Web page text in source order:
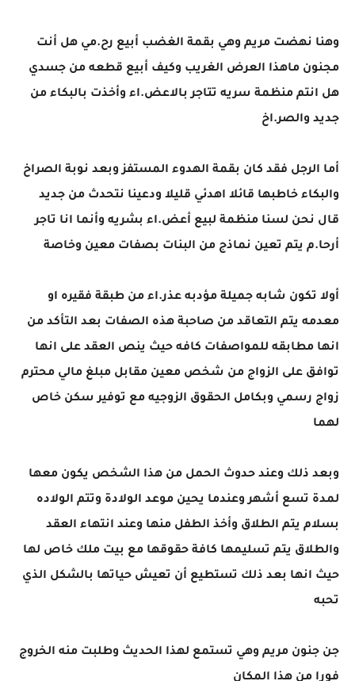
وهنا نهضت مريم وهي بقمة الغضب أبيع رح.مي هل أنت
مجنون ماهذا العرض الغريب وكيف أبيع قطعه من جسدي
هل انتم منظمة سريه تتاجر بالاعض.اء وأخذت بالبكاء من
جديد والصر.اخ
أما الرجل فقد كان بقمة الهدوء المستفز وبعد نوبة الصراخ
والبكاء خاطبها قائلا اهدئي قليلا ودعينا نتحدث من جديد
قال نحن لسنا منظمة لبيع أعض.اء بشريه وأنما انا تاجر
أرحا.م يتم تعين نماذج من البنات بصفات معين وخاصة
أولا تكون شابه جميلة مؤدبه عذر.اء من طبقة فقيره او
معدمه يتم التعاقد من صاحبة هذه الصفات بعد التأكد من
انها مطابقه للمواصفات كافه حيث ينص العقد على انها
توافق على الزواج من شخص معين مقابل مبلغ مالي محترم
زواج رسمي وبكامل الحقوق الزوجيه مع توفير سكن خاص
لهما
وبعد ذلك وعند حدوث الحمل من هذا الشخص يكون معها
لمدة تسع أشهر وعندما يحين موعد الولادة وتتم الولاده
بسلام يتم الطلاق وأخذ الطفل منها وعند انتهاء العقد
والطلاق يتم تسليمها كافة حقوقها مع بيت ملك خاص لها
حيث انها بعد ذلك تستطيع أن تعيش حياتها بالشكل الذي
تحبه
جن جنون مريم وهي تستمع لهذا الحديث وطلبت منه الخروج
فورا من هذا المكان